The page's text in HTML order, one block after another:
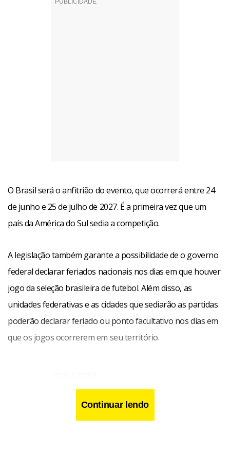
O Brasil será o anfitrião do evento, que ocorrerá entre 24
de junho e 25 de julho de 2027. É a primeira vez que um
país da América do Sul sedia a competição.
A legislação também garante a possibilidade de o governo
federal declarar feriados nacionais nos dias em que houver
jogo da seleção brasileira de futebol. Além disso, as
unidades federativas e as cidades que sediarão as partidas
poderão declarar feriado ou ponto facultativo nos dias em
que os jogos ocorrerem em seu território.
Continuar lendo